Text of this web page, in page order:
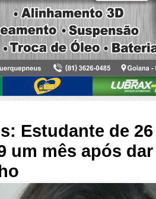
Estudante de
um mês após